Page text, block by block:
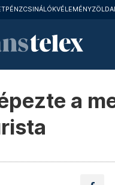
PÉNZCSINÁLÓKVÉLEMÉNYZÖLD
a